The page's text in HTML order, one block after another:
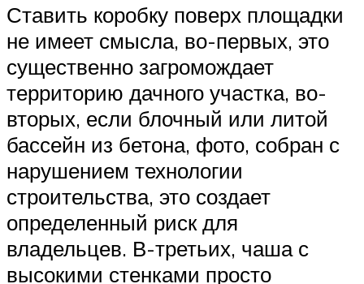
Ставить коробку поверх площадки
не имеет смысла, во-первых, это
существенно загромождает
территорию дачного участка, во-
вторых, если блочный или литой
бассейн из бетона, фото, собран с
нарушением технологии
строительства, это создает
определенный риск для
владельцев. В-третьих, чаша с
высокими стенками просто